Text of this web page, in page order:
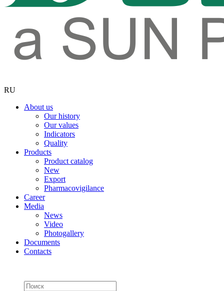
RU
About us
Our history
Our values
Indicators
Quality
Products
Product catalog
New
Export
Pharmacovigilance
Career
Media
News
Video
Photogallery
Documents
Contacts